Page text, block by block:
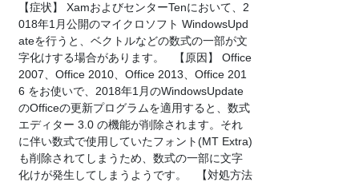
【症状】 XamおよびセンターTenにおいて、2
018年1月公開のマイクロソフト WindowsUpd
ateを行うと、ベクトルなどの数式の一部が文
字化けする場合があります。 【原因】 Office
2007、Office 2010、Office 2013、Office 201
6 をお使いで、2018年1月のWindowsUpdate
のOfficeの更新プログラムを適用すると、数式
エディター 3.0 の機能が削除されます。それ
に伴い数式で使用していたフォント(MT Extra)
も削除されてしまうため、数式の一部に文字
化けが発生してしまうようです。 【対処方法